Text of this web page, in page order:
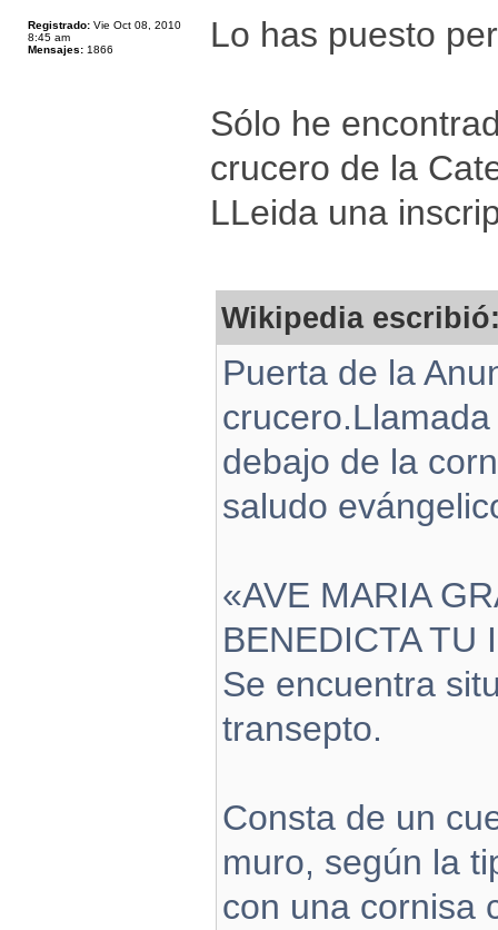
Registrado: Vie Oct 08, 2010
8:45 am
Mensajes: 1866 Lo has puesto
Sólo he
crucero de la
LLeida una
Wikipedia
Puerta de la
debajo de la
saludo
«AVE MARIA
BENEDICTA TU
Se encuentra
transepto.
Consta de un
muro, según la
con una cornisa